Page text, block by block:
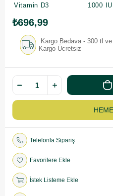
Vitamin D3
1000
₺696,99
Kargo Bedava - 300 tl
Kargo Ücretsiz
Telefonla Sipariş
Favorilere Ekle
İstek Listeme Ekle